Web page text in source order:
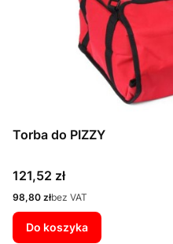
Torba do PIZZY
Cena
121,52 zł
Cena
98,80 złbez VAT
Do koszyka